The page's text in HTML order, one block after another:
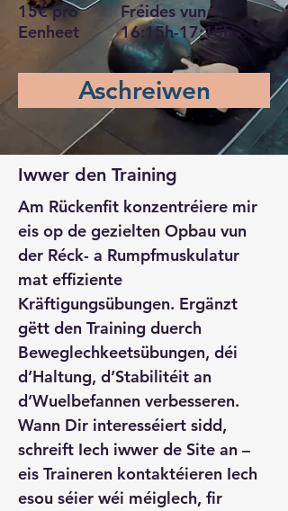
15€ pro
Eenheet
Fréides vun
16:15h-17:15h
Aschreiwen
Iwwer den Training
Am Rückenfit konzentréiere mir
eis op de gezielten Opbau vun
der Réck- a Rumpfmuskulatur
mat effiziente
Kräftigungsübungen. Ergänzt
gëtt den Training duerch
Beweglechkeetsübungen, déi
d’Haltung, d’Stabilitéit an
d’Wuelbefannen verbesseren.
Wann Dir interesséiert sidd,
schreift Iech iwwer de Site an –
eis Traineren kontaktéieren Iech
esou séier wéi méiglech, fir